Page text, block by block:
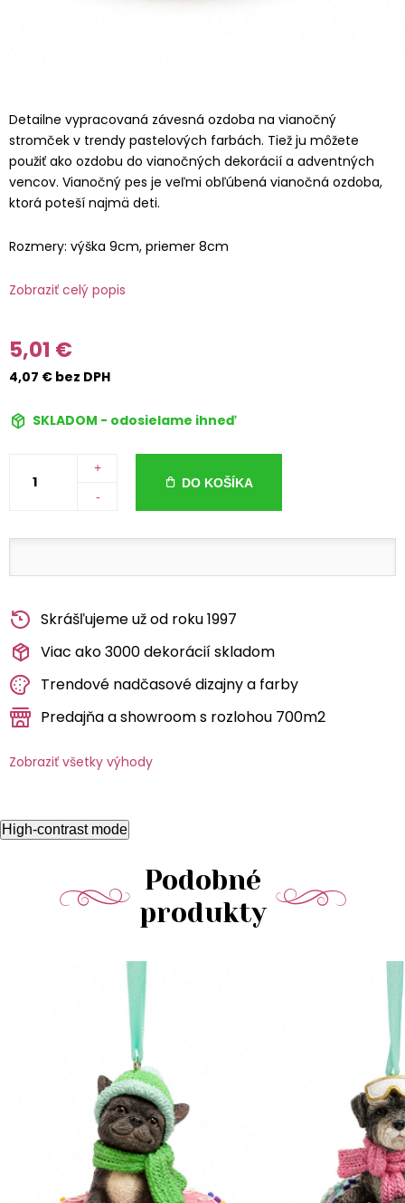
Detailne vypracovaná závesná ozdoba na vianočný
stromček v trendy pastelových farbách. Tiež ju môžete
použiť ako ozdobu do vianočných dekorácií a adventných
vencov. Vianočný pes je veľmi obľúbená vianočná ozdoba,
ktorá poteší najmä deti.
Rozmery: výška 9cm, priemer 8cm
Zobraziť celý popis
5,01 €
4,07 € bez DPH
SKLADOM - odosielame ihneď
+
-
DO KOŠÍKA
Skrášľujeme už od roku 1997
Viac ako 3000 dekorácií skladom
Trendové nadčasové dizajny a farby
Predajňa a showroom s rozlohou 700m2
Zobraziť všetky výhody
High-contrast mode
Podobné
produkty